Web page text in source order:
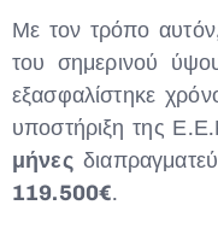
Με τον τρόπο
του σημερινού
εξασφαλίστηκε
υποστήριξη της
μήνες
119.500€.